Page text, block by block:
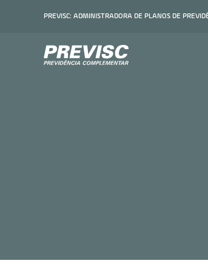
PREVISC: ADMINISTRADORA DE PLANOS DE